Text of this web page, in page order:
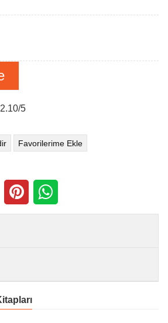
2.10/5
Favorilerime Ekle